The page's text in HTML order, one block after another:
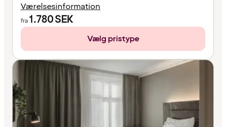
Værelsesinformation
fra1.780SEK
Vælg pristype